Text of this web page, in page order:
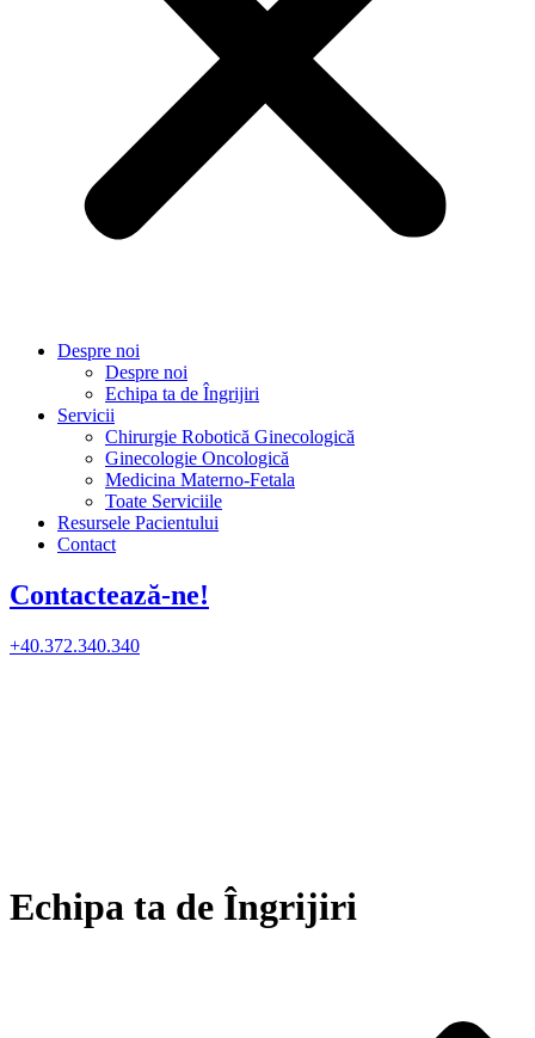
Despre noi
Despre noi
Echipa ta de Îngrijiri
Servicii
Chirurgie Robotică Ginecologică
Ginecologie Oncologică
Medicina Materno-Fetala
Toate Serviciile
Resursele Pacientului
Contact
Contactează-ne!
+40.372.340.340
Echipa ta de Îngrijiri